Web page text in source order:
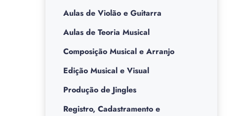
Aulas de Violão e Guitarra
Aulas de Teoria Musical
Composição Musical e Arranjo
Edição Musical e Visual
Produção de Jingles
Registro, Cadastramento e